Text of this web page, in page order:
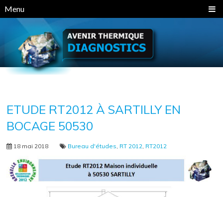
Menu
ETUDE RT2012 À SARTILLY EN
BOCAGE 50530
18 mai 2018 Bureau d'études RT 2012 RT2012
Panneau de gestion des cookies